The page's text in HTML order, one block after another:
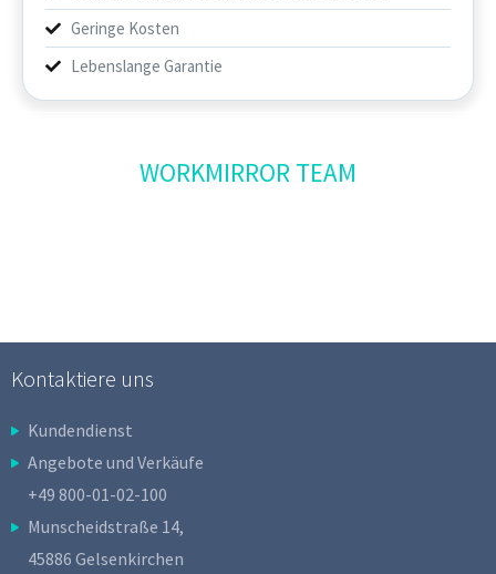
Geringe Kosten
Lebenslange Garantie
WORKMIRROR TEAM
Kontaktiere uns
Kundendienst
Angebote und Verkäufe
+49 800-01-02-100
Munscheidstraße 14,
45886 Gelsenkirchen